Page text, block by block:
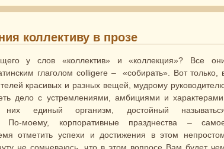
коллективу в прозе
у слов «коллектив» и «коллекция»? Все
глаголом colligere – «собирать». Вот только,
красивых и разных вещей, мудрому
дело с устремлениями, амбициями и характерами,
них единый организм, достойный
моему, корпоративные празднества –
отметить успехи и достижения в этом
не сомневаюсь, что в этом вопросе Вам будет